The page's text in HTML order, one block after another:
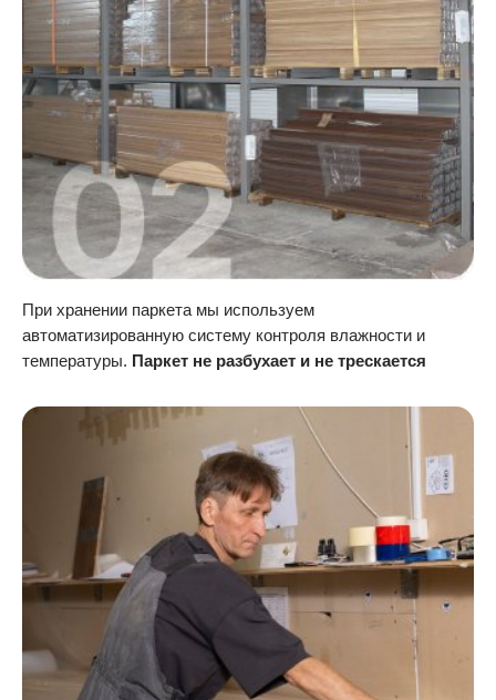
При хранении паркета мы используем
автоматизированную систему контроля влажности и
температуры. Паркет не разбухает и не трескается